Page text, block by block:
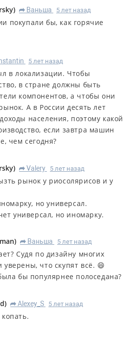
) R Ваньша 5 лет назад
покупали бы, как горячие
5 лет назад
в локализации. Чтобы
в стране должны быть
компонентов, а чтобы они
А в России десять лет
населения, поэтому какой
если завтра машин
чем сегодня?
) R Valery 5 лет назад
рынок у риосолярисов и у
но универсал.
универсал, но иномарку.
) R Ваньша 5 лет назад
Судя по дизайну многих
что скупят всё. 😄
бы популярнее полоседана?
) R Alexey_S 5 лет назад